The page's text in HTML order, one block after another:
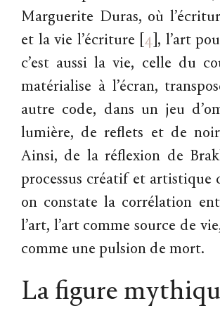
Marguerite Duras, où
et la vie l’écriture
4 , l’art
c’est aussi la vie, celle du
matérialise à l’écran,
autre code, dans un jeu
lumière, de reflets et de
Ainsi, de la réflexion de
processus créatif et artistique
on constate la corrélation
l’art, l’art comme source de
comme une pulsion de mort.
La figure